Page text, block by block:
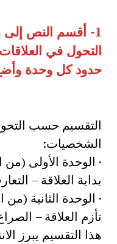
1- أقسم النص
التحول في
حدود كل وحدة وأضع
التقسيم حسب
الشخصيات:
بداية العلاقة –
تأزم العلاقة –
هذا التقسيم يبرز